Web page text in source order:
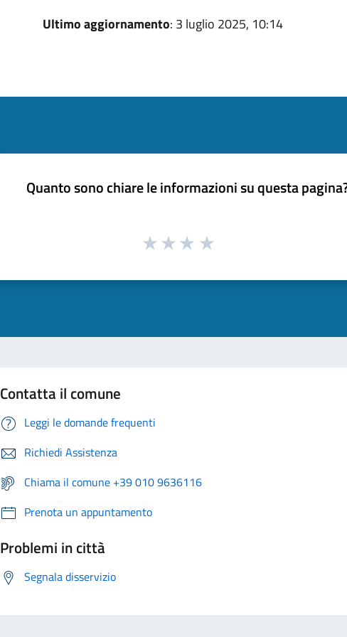
Ultimo aggiornamento: 3 luglio 2025, 10:14
Quanto sono chiare le informazioni su questa
Contatta il comune
Leggi le domande frequenti
Richiedi Assistenza
Chiama il comune +39 010 9636116
Prenota un appuntamento
Problemi in città
Segnala disservizio